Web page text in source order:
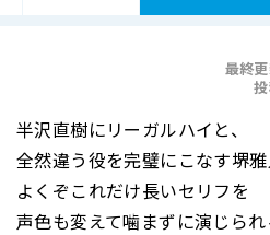
最終更
半沢直樹にリーガルハイと、
全然違う役を完璧にこなす堺雅
よくぞこれだけ長いセリフを
声色も変えて噛まずに演じられ